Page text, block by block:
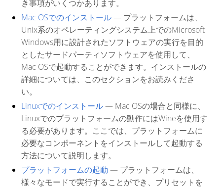
き事項がいくつかあります。
Mac OSでのインストール— プラットフォームは、
Unix系のオペレーティングシステム上でのMicrosoft
Windows用に設計されたソフトウェアの実行を目的
としたサードパーティソフトウェアを使用して、
Mac OSで起動することができます。インストールの
詳細については、このセクションをお読みくださ
い。
Linuxでのインストール— Mac OSの場合と同様に、
Linuxでのプラットフォームの動作にはWineを使用す
る必要があります。ここでは、プラットフォームに
必要なコンポーネントをインストールして起動する
方法について説明します。
プラットフォームの起動 — プラットフォームは、
様々なモードで実行することができ、プリセットを